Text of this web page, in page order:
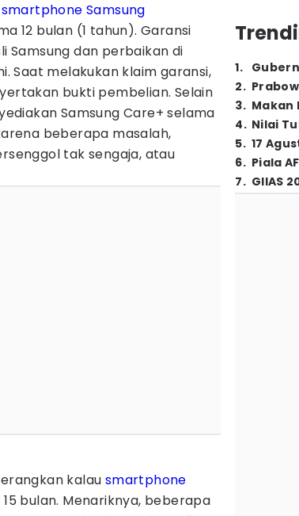
smartphone Samsung
12 bulan (1 tahun). Garansi
Samsung dan perbaikan di
Saat melakukan klaim garansi,
bukti pembelian. Selain
Samsung Care+ selama
beberapa masalah,
tak sengaja, atau
kalau smartphone
bulan. Menariknya, beberapa
1.
2.
3. Makan
4. Nilai
5. 17
6. Piala
7. GIIAS